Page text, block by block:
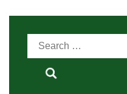
Search